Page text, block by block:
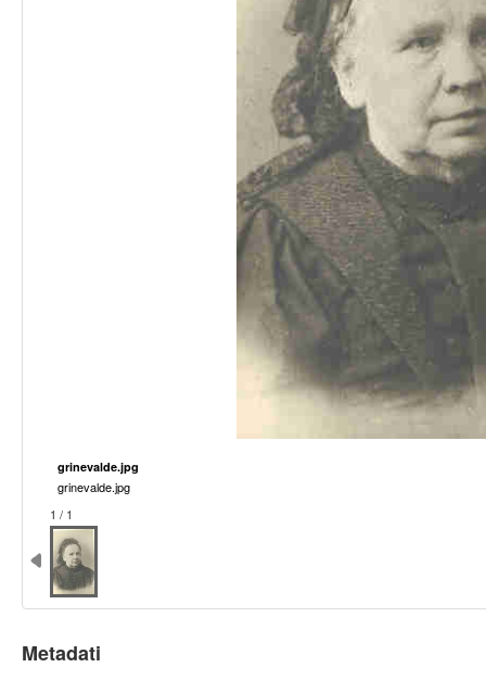
grinevalde.jpg
grinevalde.jpg
1 / 1
Metadati